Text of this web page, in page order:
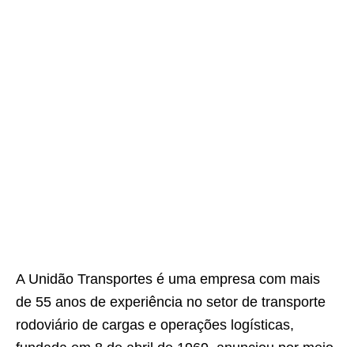
A Unidão Transportes é uma empresa com mais
de 55 anos de experiência no setor de transporte
rodoviário de cargas e operações logísticas,